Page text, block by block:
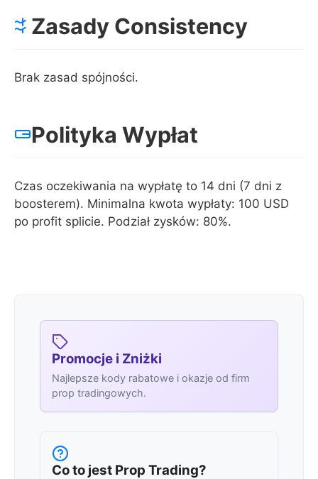
Zasady Consistency
Brak zasad spójności.
Polityka Wypłat
Czas oczekiwania na wypłatę to 14 dni (7 dni z
boosterem). Minimalna kwota wypłaty: 100 USD
po profit splicie. Podział zysków: 80%.
Promocje i Zniżki
Najlepsze kody rabatowe i okazje od firm
prop tradingowych.
Co to jest Prop Trading?